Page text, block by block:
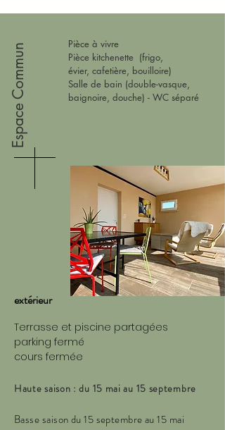
Espace Commun
Pièce à vivre
Pièce kitchenette (frigo,
évier, cafetière, bouilloire)
Salle de bain (double-vasque,
baignoire, douche) - WC séparé
extérieur
Terrasse et piscine partagées
parking fermé
cours fermée
Haute saison : du 15 mai au 15 septembre
Basse saison du 15 septembre au 15 mai